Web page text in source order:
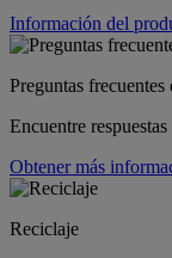
Información del
Preguntas frecuentes
Encuentre
Obtener más
Reciclaje